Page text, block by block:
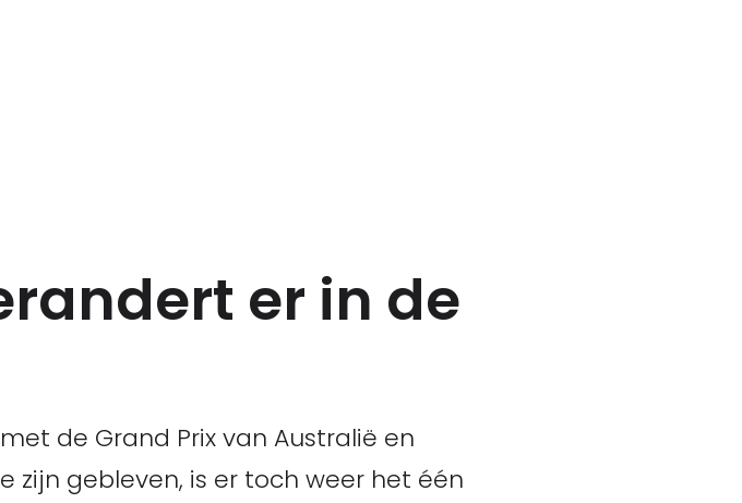
er in de
de Grand Prix van Australië en
gebleven, is er toch weer het één